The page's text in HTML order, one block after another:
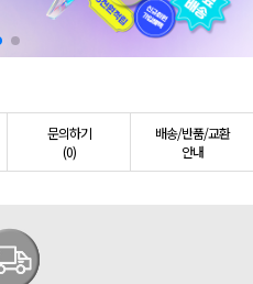
문의하기
(0)
배송/반품/교환
안내